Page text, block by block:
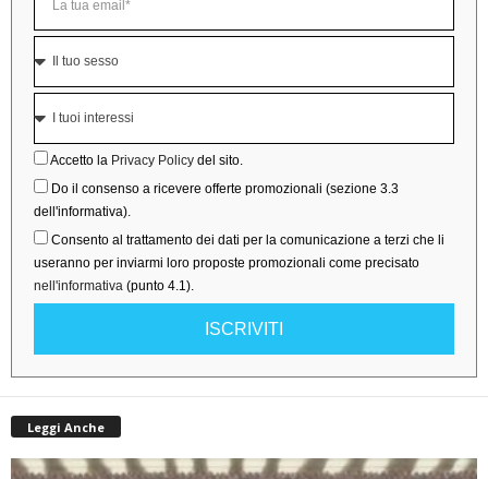
Accetto la Privacy Policy del sito.
Do il consenso a ricevere offerte promozionali (sezione 3.3
dell'informativa).
Consento al trattamento dei dati per la comunicazione a terzi che li
useranno per inviarmi loro proposte promozionali come precisato
nell'informativa (punto 4.1).
ISCRIVITI
Leggi Anche